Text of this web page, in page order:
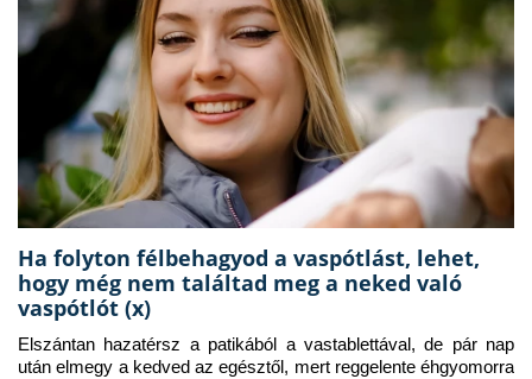
Ha folyton félbehagyod a vaspótlást, lehet,
hogy még nem találtad meg a neked való
vaspótlót (x)
Elszántan hazatérsz a patikából a vastablettával, de pár nap
után elmegy a kedved az egésztől, mert reggelente éhgyomorra